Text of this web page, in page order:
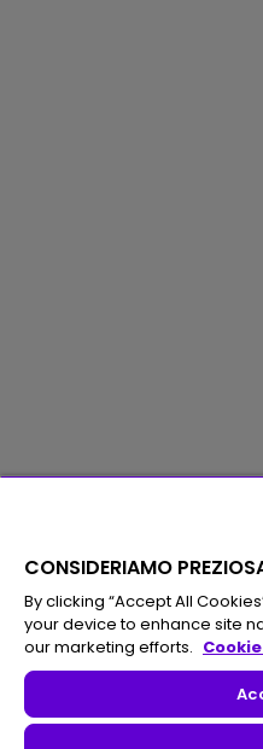
CONSIDERIAMO
By clicking “Accept All
your device to enhance site
our marketing efforts.